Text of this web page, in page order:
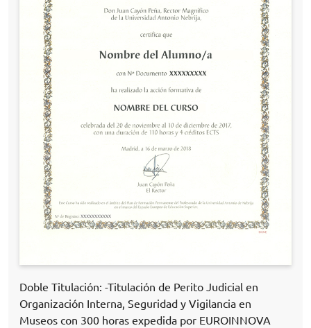
Doble Titulación: -Titulación de Perito Judicial en
Organización Interna, Seguridad y Vigilancia en
Museos con 300 horas expedida por EUROINNOVA